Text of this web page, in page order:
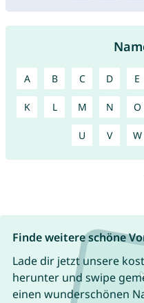
A B C D E
K L M N O
U V W
Finde weitere schöne
Lade dir jetzt unsere
herunter und swipe
einen wunderschönen